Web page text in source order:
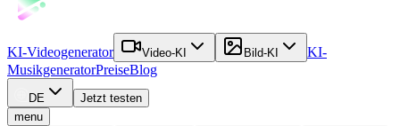
KI-Videogenerator Video-KI Bild-KI
KI-
MusikgeneratorPreiseBlog
DE
Jetzt testen
menu